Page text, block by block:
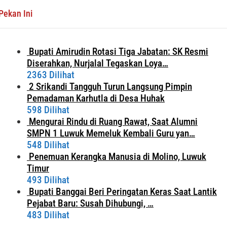
Ini
Bupati Amirudin Rotasi Tiga Jabatan: SK Resmi
Diserahkan, Nurjalal Tegaskan Loya…
2363 Dilihat
2 Srikandi Tangguh Turun Langsung Pimpin
Pemadaman Karhutla di Desa Huhak
598 Dilihat
Mengurai Rindu di Ruang Rawat, Saat Alumni
SMPN 1 Luwuk Memeluk Kembali Guru yan…
548 Dilihat
Penemuan Kerangka Manusia di Molino, Luwuk
Timur
493 Dilihat
Bupati Banggai Beri Peringatan Keras Saat Lantik
Pejabat Baru: Susah Dihubungi, …
483 Dilihat